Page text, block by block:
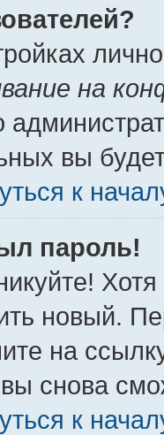
на
вы
к
пароль!
новый.
на
снова
к